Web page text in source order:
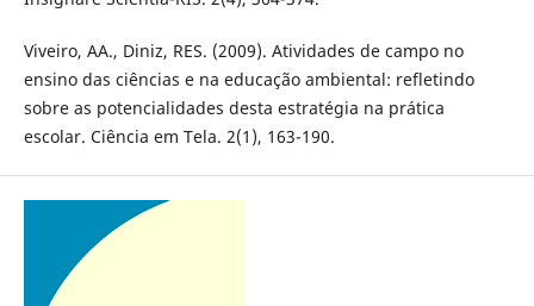
Viveiro, AA., Diniz, RES. (2009). Atividades de campo no
ensino das ciências e na educação ambiental: refletindo
sobre as potencialidades desta estratégia na prática
escolar. Ciência em Tela. 2(1), 163-190.